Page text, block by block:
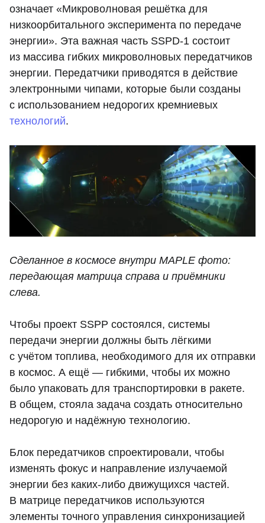
означает «Микроволновая решётка для
низкоорбитального эксперимента по передаче
энергии». Эта важная часть SSPD-1 состоит
из массива гибких микроволновых передатчиков
энергии. Передатчики приводятся в действие
электронными чипами, которые были созданы
с использованием недорогих кремниевых
технологий.
Сделанное в космосе внутри MAPLE фото:
передающая матрица справа и приёмники
слева.
Чтобы проект SSPP состоялся, системы
передачи энергии должны быть лёгкими
с учётом топлива, необходимого для их отправки
в космос. А ещё — гибкими, чтобы их можно
было упаковать для транспортировки в ракете.
В общем, стояла задача создать относительно
недорогую и надёжную технологию.
Блок передатчиков спроектировали, чтобы
изменять фокус и направление излучаемой
энергии без каких-либо движущихся частей.
В матрице передатчиков используются
элементы точного управления синхронизацией